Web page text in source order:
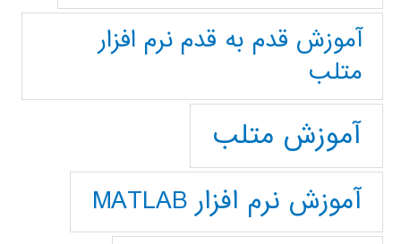
آموزش قدم به قدم نرم افزار
متلب
آموزش متلب
آموزش نرم افزار MATLAB